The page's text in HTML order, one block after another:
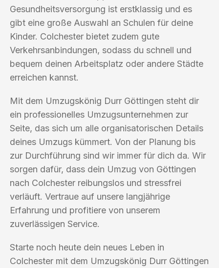
Gesundheitsversorgung ist erstklassig und es
gibt eine große Auswahl an Schulen für deine
Kinder. Colchester bietet zudem gute
Verkehrsanbindungen, sodass du schnell und
bequem deinen Arbeitsplatz oder andere Städte
erreichen kannst.
Mit dem Umzugskönig Durr Göttingen steht dir
ein professionelles Umzugsunternehmen zur
Seite, das sich um alle organisatorischen Details
deines Umzugs kümmert. Von der Planung bis
zur Durchführung sind wir immer für dich da. Wir
sorgen dafür, dass dein Umzug von Göttingen
nach Colchester reibungslos und stressfrei
verläuft. Vertraue auf unsere langjährige
Erfahrung und profitiere von unserem
zuverlässigen Service.
Starte noch heute dein neues Leben in
Colchester mit dem Umzugskönig Durr Göttingen